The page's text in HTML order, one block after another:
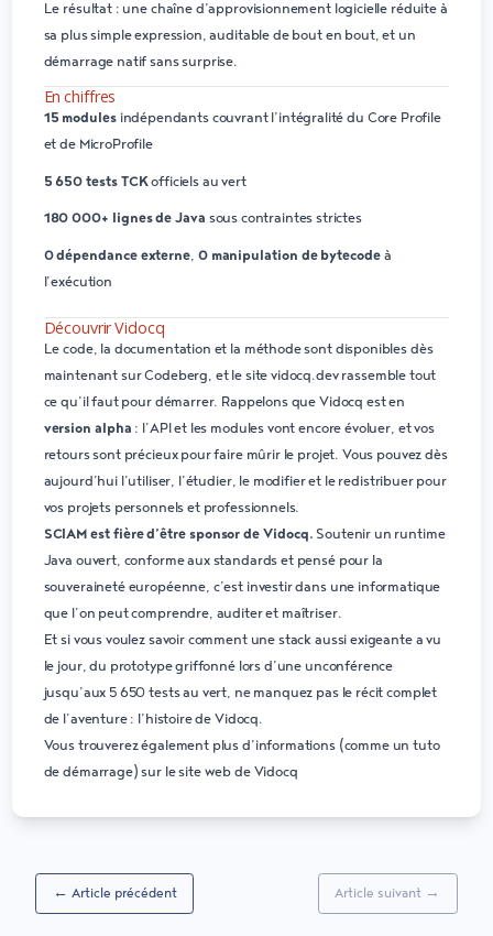
Le résultat : une chaîne d’approvisionnement logicielle réduite à
sa plus simple expression, auditable de bout en bout, et un
démarrage natif sans surprise.
En chiffres
15 modulesindépendants couvrant l’intégralité du Core Profile
et de MicroProfile
5 650 tests TCKofficiels au vert
180 000+ lignes de Java sous contraintes strictes
0 dépendance externe, 0 manipulation de bytecodeà
l’exécution
Découvrir Vidocq
Le code, la documentation et la méthode sont disponibles dès
maintenant surCodeberg, et le sitevidocq.devrassemble tout
ce qu’il faut pour démarrer. Rappelons que Vidocq est en
version alpha : l’API et les modules vont encore évoluer, et vos
retours sont précieux pour faire mûrir le projet. Vous pouvez dès
aujourd’hui l’utiliser, l’étudier, le modifier et le redistribuer pour
vos projets personnels et professionnels.
SCIAM est fière d’être sponsor de Vidocq. Soutenir un runtime
Java ouvert, conforme aux standards et pensé pour la
souveraineté européenne, c’est investir dans une informatique
que l’on peut comprendre, auditer et maîtriser.
Et si vous voulez savoir comment une stack aussi exigeante a vu
le jour, du prototype griffonné lors d’une unconférence
jusqu’aux 5 650 tests au vert, ne manquez pas le récit complet
de l’aventure : l’histoire de Vidocq.
Vous trouverez également plus d’informations (comme un tuto
de démarrage) sur lesite web de Vidocq
← Article précédent Article suivant →